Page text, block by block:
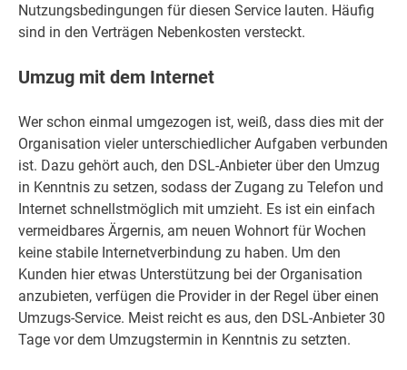
Nutzungsbedingungen für diesen Service lauten. Häufig
sind in den Verträgen Nebenkosten versteckt.
Umzug mit dem Internet
Wer schon einmal umgezogen ist, weiß, dass dies mit der
Organisation vieler unterschiedlicher Aufgaben verbunden
ist. Dazu gehört auch, den DSL-Anbieter über den Umzug
in Kenntnis zu setzen, sodass der Zugang zu Telefon und
Internet schnellstmöglich mit umzieht. Es ist ein einfach
vermeidbares Ärgernis, am neuen Wohnort für Wochen
keine stabile Internetverbindung zu haben. Um den
Kunden hier etwas Unterstützung bei der Organisation
anzubieten, verfügen die Provider in der Regel über einen
Umzugs-Service. Meist reicht es aus, den DSL-Anbieter 30
Tage vor dem Umzugstermin in Kenntnis zu setzten.